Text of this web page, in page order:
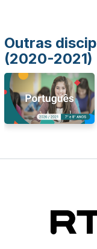
Outras
(2020-2021)